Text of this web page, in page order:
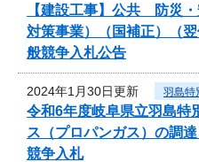
【建設工事】公共 防災
対策事業）（国補正）（
般競争入札公告
2024年1月30日更新 羽島特
令和6年度岐阜県立羽島特
ス（プロパンガス）の調
競争入札